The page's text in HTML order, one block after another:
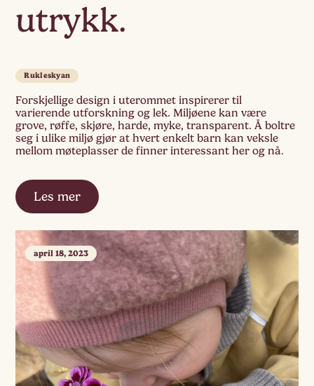
utrykk.
Rukleskyan
Forskjellige design i uterommet inspirerer til
varierende utforskning og lek. Miljøene kan være
grove, røffe, skjøre, harde, myke, transparent. Å boltre
seg i ulike miljø gjør at hvert enkelt barn kan veksle
mellom møteplasser de finner interessant her og nå.
Les mer
april 18, 2023